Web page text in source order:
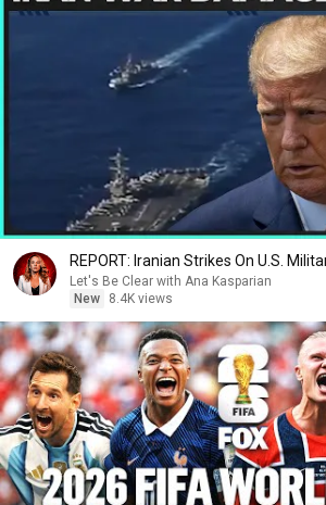
REPORT: Iranian Strikes On U.S.
Let's Be Clear with Ana Kasparian
New
8.4K views